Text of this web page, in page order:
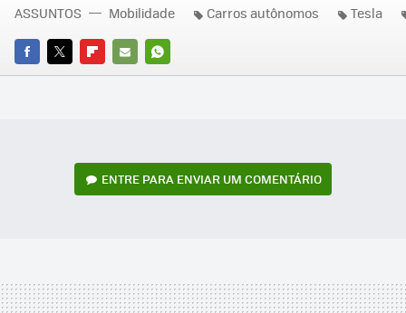
FACEBOOK
TWITTERFLIPBOARD
E-
WHATSAPP
ASSUNTOS Mobilidade Carros autônomos Tesla
ENTRE PARA ENVIAR UM COMENTÁRIO